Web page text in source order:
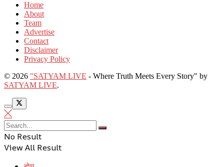
Home
About
Team
Advertise
Contact
Disclaimer
Privacy Policy
© 2026 "SATYAM LIVE - Where Truth Meets Every Story" by
SATYAM LIVE.
No Result
View All Result